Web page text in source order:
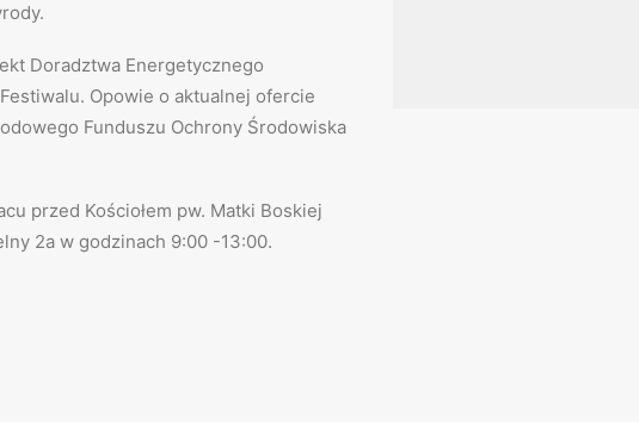
Doradztwa Energetycznego
Opowie o aktualnej ofercie
Funduszu Ochrony Środowiska
przed Kościołem pw. Matki Boskiej
2a w godzinach 9:00 -13:00.